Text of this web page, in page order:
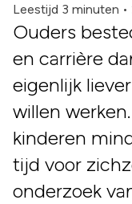
Leestijd 3 minuten •
Ouders
en carrière
eigenlijk
willen
kinderen
tijd voor
onderzoek